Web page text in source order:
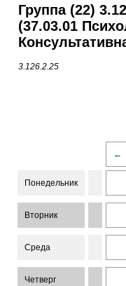
Группа (22)
(37.03.01
3.126.2.25
←
Понедельник
Вторник
Среда
Четверг